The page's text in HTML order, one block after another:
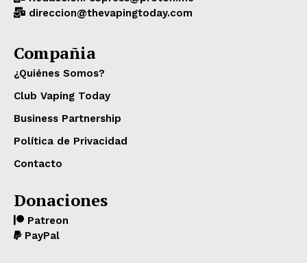
direccion@thevapingtoday.com
Compañia
¿Quiénes Somos?
Club Vaping Today
Business Partnership
Política de Privacidad
Contacto
Donaciones
Patreon
PayPal